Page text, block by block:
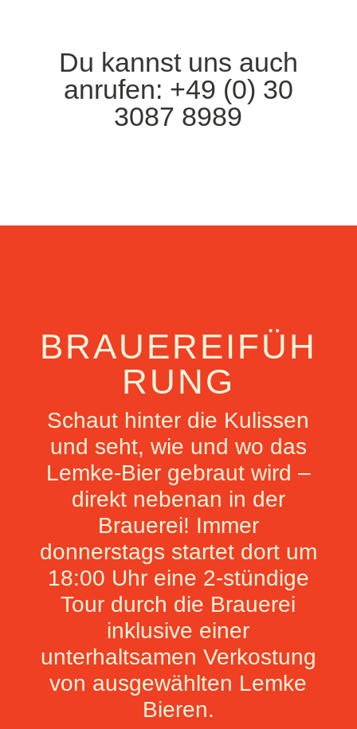
Du kannst uns auch
anrufen: +49 (0) 30
3087 8989
BRAUEREIFÜH
RUNG
Schaut hinter die Kulissen
und seht, wie und wo das
Lemke-Bier gebraut wird –
direkt nebenan in der
Brauerei! Immer
donnerstags startet dort um
18:00 Uhr eine 2-stündige
Tour durch die Brauerei
inklusive einer
unterhaltsamen Verkostung
von ausgewählten Lemke
Bieren.